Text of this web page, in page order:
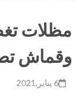
مظلات
وقماش
6 يناير,2021